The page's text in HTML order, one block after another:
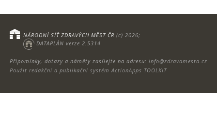
Připomínky, dotazy a náměty zasílejte na adresu: info@zdravamesta.cz
Použit redakční a publikační systém ActionApps TOOLKIT
NÁRODNÍ SÍŤ ZDRAVÝCH MĚST ČR (c) 2026;
DATAPLÁN verze 2.5314